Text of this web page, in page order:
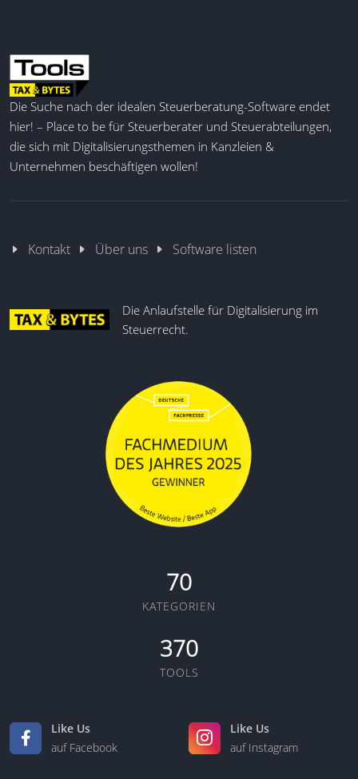
Die Suche nach der idealen Steuerberatung-Software endet
hier! – Place to be für Steuerberater und Steuerabteilungen,
die sich mit Digitalisierungsthemen in Kanzleien &
Unternehmen beschäftigen wollen!
Kontakt Über uns Software listen
Die Anlaufstelle für Digitalisierung im
Steuerrecht.
70
KATEGORIEN
370
TOOLS
Like Us
auf Facebook
Like Us
auf Instagram